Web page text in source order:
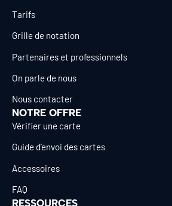
Tarifs
Grille de notation
Partenaires et professionnels
On parle de nous
Nous contacter
NOTRE OFFRE
Vérifier une carte
Guide d’envoi des cartes
Accessoires
FAQ
RESSOURCES